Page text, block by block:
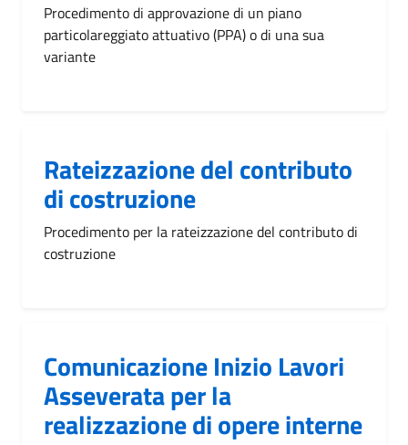
Procedimento di approvazione di un piano
particolareggiato attuativo (PPA) o di una sua
variante
Rateizzazione del contributo
di costruzione
Procedimento per la rateizzazione del contributo di
costruzione
Comunicazione Inizio Lavori
Asseverata per la
realizzazione di opere interne